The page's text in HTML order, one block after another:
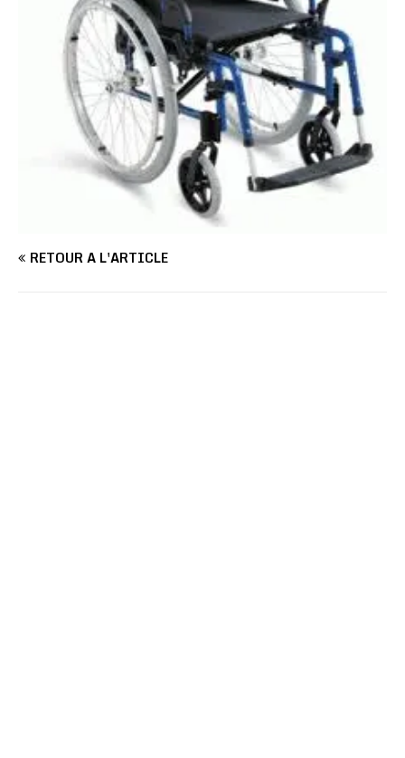
RETOUR À L'ARTICLE